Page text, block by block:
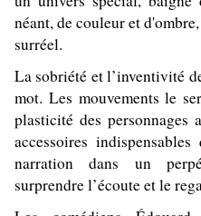
néant, de couleur et
surréel.
La sobriété et l’inventivité
mot. Les mouvements le
plasticité des personnages
accessoires
narration dans un
surprendre l’écoute et le